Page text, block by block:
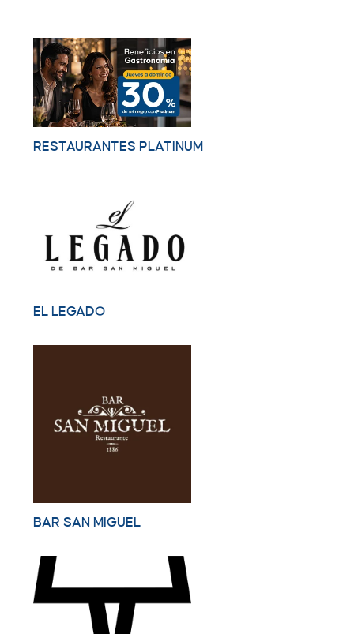
RESTAURANTES PLATINUM
EL LEGADO
BAR SAN MIGUEL